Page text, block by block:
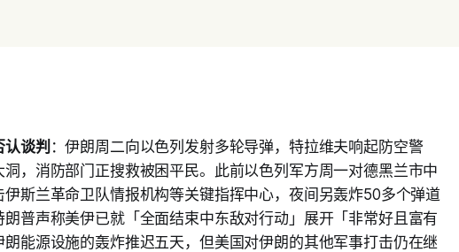
谈判 ：伊朗周二向以色列发射多轮导弹，特拉维夫响起防空警
，消防部门正搜救被困平民。此前以色列军方周一对德黑兰市中
斯兰革命卫队情报机构等关键指挥中心，夜间另轰炸50多个弹道
普声称美伊已就「全面结束中东敌对行动」展开「非常好且富有
能源设施的轰炸推迟五天，但美国对伊朗的其他军事打击仍在继